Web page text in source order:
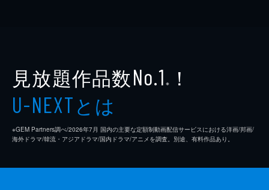
見放題作品数No.1 ※ ！
U-NEXTとは
※GEM Partners調べ/2026年7⽉ 国内の主要な定額制動画配信サービスにおける洋画/邦画/
海外ドラマ/韓流・アジアドラマ/国内ドラマ/アニメを調査。別途、有料作品あり。